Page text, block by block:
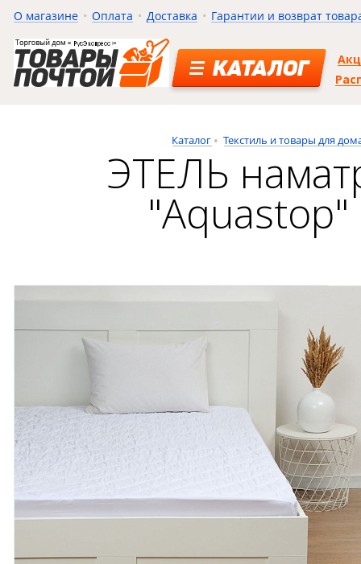
О магазине Оплата Доставка Гарантии и возврат
КАТАЛОГ
Каталог Текстиль и товары для
ЭТЕЛЬ